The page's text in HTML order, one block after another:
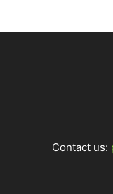
Contact us: